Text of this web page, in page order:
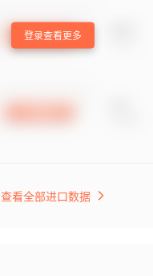
登录查看更多
查看全部进口数据